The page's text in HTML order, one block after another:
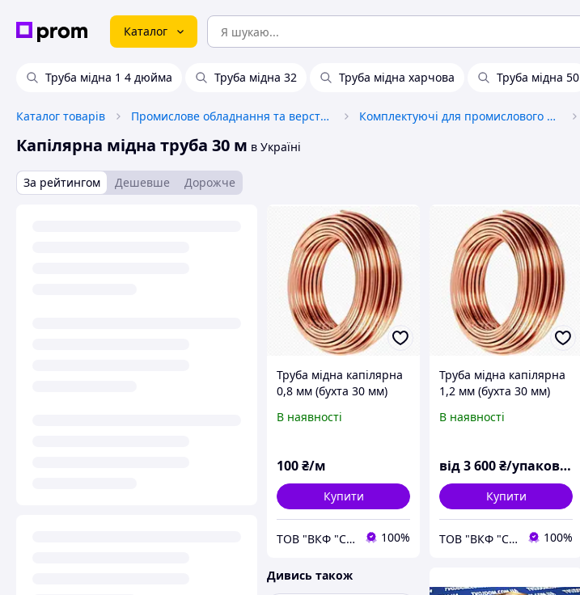
Каталог
Труба мідна 1 4 дюйма Труба мідна 32 Труба мідна харчова Труба мідна 50
Каталог товарів Промислове обладнання та верстати Комплектуючі для промислового обладнання та верстатів
Капілярна мідна труба 30 м в Україні
За рейтингом Дешевше Дорожче
Труба мідна капілярна
0,8 мм (бухта 30 мм)
В наявності
100₴/м
Купити
ТОВ "ВКФ "Столична Металопромислова Компанія" 100%
Труба мідна капілярна
1,2 мм (бухта 30 мм)
В наявності
від3 600₴/упаковка
Купити
ТОВ "ВКФ "Столична Металопромислова Компанія" 100%
Дивись також